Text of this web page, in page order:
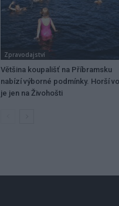
Zpravodajství
Většina koupališť na Příbramsku
nabízí výborné podmínky. Horší
je jen na Živohošti